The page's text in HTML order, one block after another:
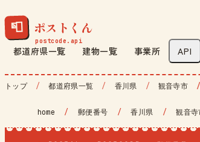
📮 ポストくん
都道府県一覧 建物一覧 事業所 API
トップ 都道府県一覧 香川県 観音寺市
home / 郵便番号 / 香川県 / 観音寺